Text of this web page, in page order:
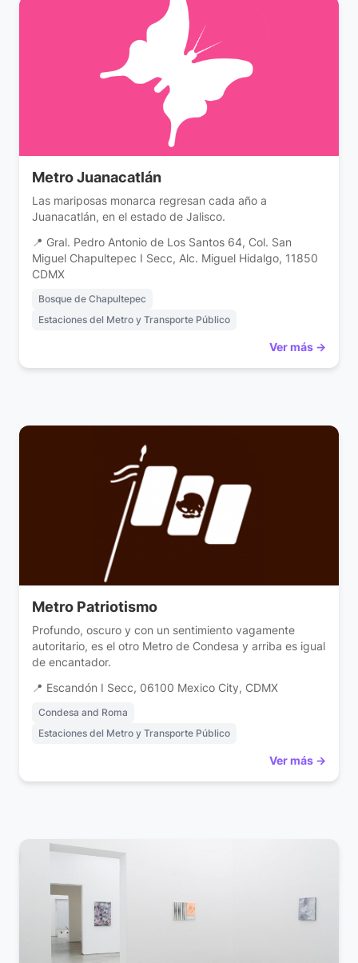
Metro Juanacatlán
Las mariposas monarca regresan cada año a
Juanacatlán, en el estado de Jalisco.
📍 Gral. Pedro Antonio de Los Santos 64, Col. San
Miguel Chapultepec I Secc, Alc. Miguel Hidalgo, 11850
CDMX
Bosque de Chapultepec
Estaciones del Metro y Transporte Público
Ver más →
Metro Patriotismo
Profundo, oscuro y con un sentimiento vagamente
autoritario, es el otro Metro de Condesa y arriba es igual
de encantador.
📍 Escandón I Secc, 06100 Mexico City, CDMX
Condesa and Roma
Estaciones del Metro y Transporte Público
Ver más →